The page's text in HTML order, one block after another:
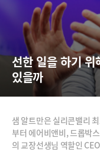
선한 일을 하기
있을까
샘 알트만은 실리콘밸리
부터 에어비앤비, 드롭박
의 교장선생님 역할인 CEO를 맡아왔다. 새로